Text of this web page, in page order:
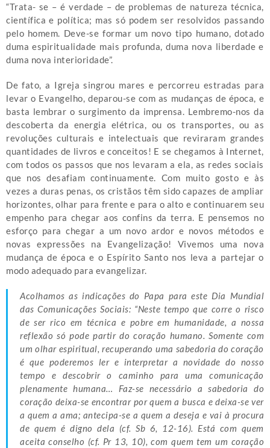
“Trata- se – é verdade – de problemas de natureza técnica,
científica e política; mas só podem ser resolvidos passando
pelo homem. Deve-se formar um novo tipo humano, dotado
duma espiritualidade mais profunda, duma nova liberdade e
duma nova interioridade”.
De fato, a Igreja singrou mares e percorreu estradas para
levar o Evangelho, deparou-se com as mudanças de época, e
basta lembrar o surgimento da imprensa. Lembremo-nos da
descoberta da energia elétrica, ou os transportes, ou as
revoluções culturais e intelectuais que reviraram grandes
quantidades de livros e conceitos! E se chegamos à Internet,
com todos os passos que nos levaram a ela, as redes sociais
que nos desafiam continuamente. Com muito gosto e às
vezes a duras penas, os cristãos têm sido capazes de ampliar
horizontes, olhar para frente e para o alto e continuarem seu
empenho para chegar aos confins da terra. E pensemos no
esforço para chegar a um novo ardor e novos métodos e
novas expressões na Evangelização! Vivemos uma nova
mudança de época e o Espírito Santo nos leva a partejar o
modo adequado para evangelizar.
Acolhamos as indicações do Papa para este Dia Mundial
das Comunicações Sociais: “Neste tempo que corre o risco
de ser rico em técnica e pobre em humanidade, a nossa
reflexão só pode partir do coração humano. Somente com
um olhar espiritual, recuperando uma sabedoria do coração
é que poderemos ler e interpretar a novidade do nosso
tempo e descobrir o caminho para uma comunicação
plenamente humana… Faz-se necessário a sabedoria do
coração deixa-se encontrar por quem a busca e deixa-se ver
a quem a ama; antecipa-se a quem a deseja e vai à procura
de quem é digno dela (cf. Sb 6, 12-16). Está com quem
aceita conselho (cf. Pr 13, 10), com quem tem um coração